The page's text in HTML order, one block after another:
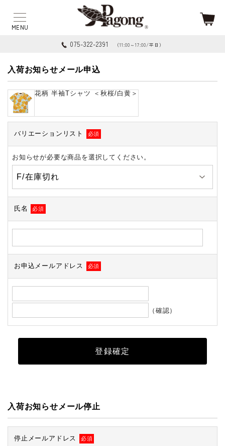
075-322-2391 （11:00～17:00/平日）
入荷お知らせメール申込
花柄 半袖Tシャツ ＜秋桜/白黄＞
バリエーションリスト 必須
お知らせが必要な商品を選択してください。
氏名 必須
お申込メールアドレス 必須
（確認）
入荷お知らせメール停止
停止メールアドレス 必須